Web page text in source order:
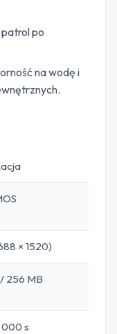
po
na wodę i
× 1520)
256 MB
000 s